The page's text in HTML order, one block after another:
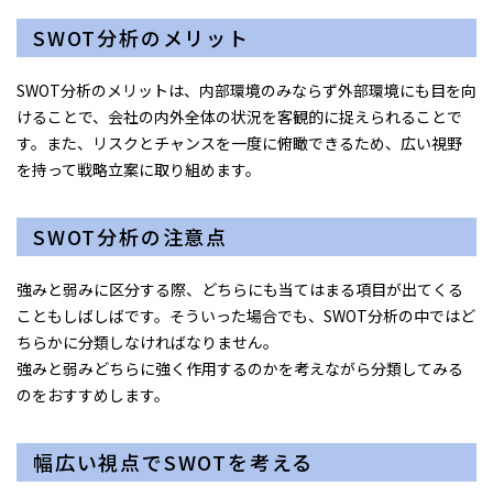
SWOT分析のメリット
SWOT分析のメリットは、内部環境のみならず外部環境にも目を向
けることで、会社の内外全体の状況を客観的に捉えられることで
す。また、リスクとチャンスを一度に俯瞰できるため、広い視野
を持って戦略立案に取り組めます。
SWOT分析の注意点
強みと弱みに区分する際、どちらにも当てはまる項目が出てくる
こともしばしばです。そういった場合でも、SWOT分析の中ではど
ちらかに分類しなければなりません。
強みと弱みどちらに強く作用するのかを考えながら分類してみる
のをおすすめします。
幅広い視点でSWOTを考える